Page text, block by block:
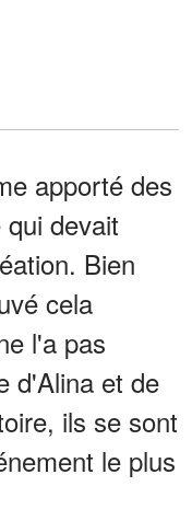
apporté des
devait
Bien
cela
l'a pas
d'Alina et de
ils se sont
le plus